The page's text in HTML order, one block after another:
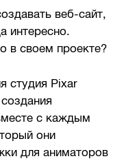
веб-сайт,
интересно.
в своем проекте?
студия Pixar
с каждым
они
для аниматоров